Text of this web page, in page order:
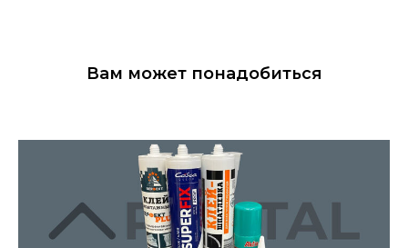
Вам может понадобиться